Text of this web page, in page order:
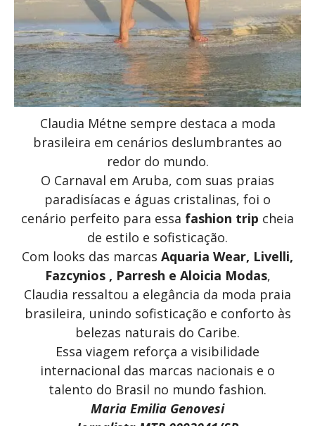
Claudia Métne sempre destaca a moda
brasileira em cenários deslumbrantes ao
redor do mundo.
O Carnaval em Aruba, com suas praias
paradisíacas e águas cristalinas, foi o
cenário perfeito para essa fashion trip cheia
de estilo e sofisticação.
Com looks das marcas Aquaria Wear, Livelli,
Fazcynios , Parresh e Aloicia Modas,
Claudia ressaltou a elegância da moda praia
brasileira, unindo sofisticação e conforto às
belezas naturais do Caribe.
Essa viagem reforça a visibilidade
internacional das marcas nacionais e o
talento do Brasil no mundo fashion.
Maria Emilia Genovesi